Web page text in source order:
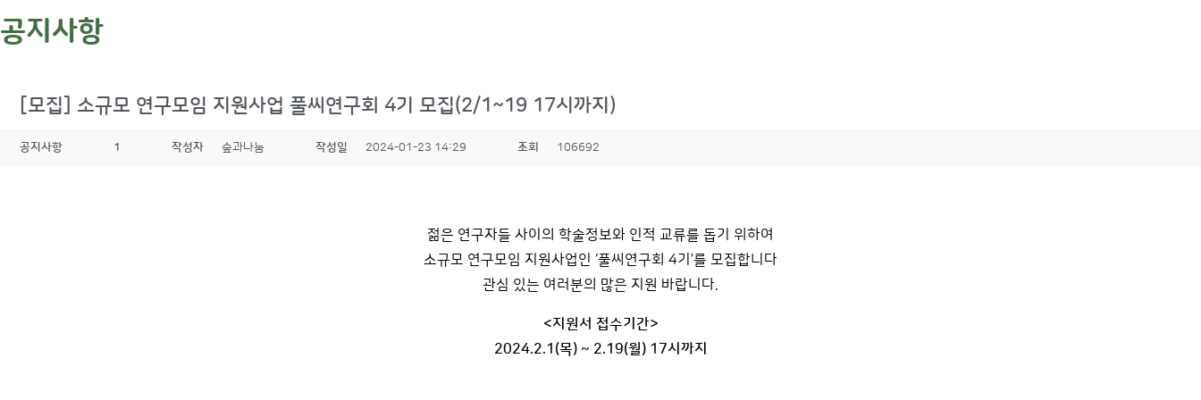
공지사항
[모집] 소규모 연구모임 지원사업 풀씨연구회 4기 모집(2/1~19 17시까지)
공지사항 1 작성자 숲과나눔 작성일 2024-01-23 14:29 조회 106692
젊은 연구자들 사이의 학술정보와 인적 교류를 돕기 위하여
소규모 연구모임 지원사업인 ‘풀씨연구회 4기’를 모집합니다
관심 있는 여러분의 많은 지원 바랍니다.
<지원서 접수기간>
2024.2.1(목) ~ 2.19(월) 17시까지